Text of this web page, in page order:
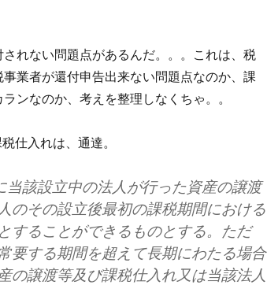
れない問題点があるんだ。。。これは、税
業者が還付申告出来ない問題点なのか、課
ンなのか、考えを整理しなくちゃ。。
入れは、通達。
当該設立中の法人が行った資産の譲渡
のその設立後最初の課税期間における
することができるものとする。ただ
要する期間を超えて長期にわたる場合
の譲渡等及び課税仕入れ又は当該法人